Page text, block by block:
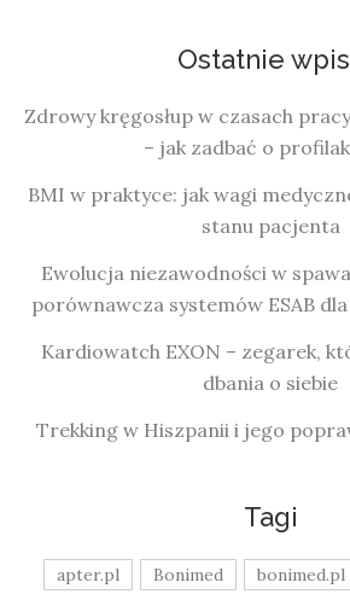
Ostatnie
Zdrowy kręgosłup w czasach
– jak zadbać o
BMI w praktyce: jak wagi
stanu pacjenta
Ewolucja niezawodności w
porównawcza systemów ESAB
Kardiowatch EXON – zegarek,
dbania o siebie
Trekking w Hiszpanii i jego
Tagi
apter.pl Bonimed bonimed.pl